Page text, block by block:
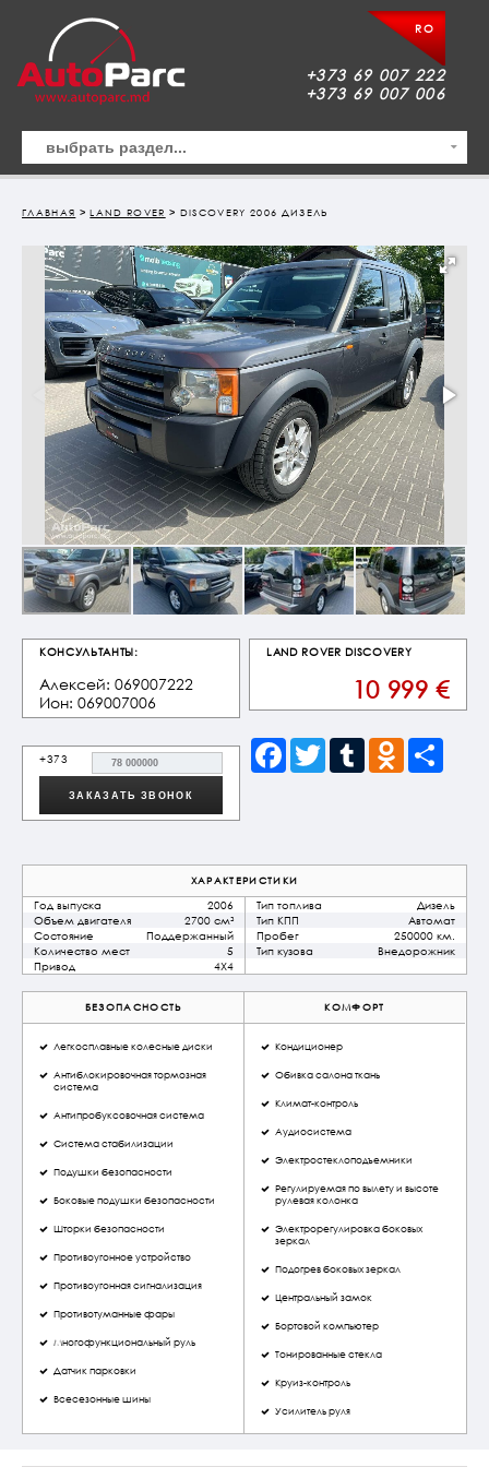
RO
+373 69 007 222
+373 69 007 006
ГЛАВНАЯ >LAND ROVER > DISCOVERY 2006 ДИЗЕЛЬ
КОНСУЛЬТАНТЫ:
Алексей: 069007222
Ион: 069007006
+373
LAND ROVER DISCOVERY
10 999 €
Facebook
Twitter Tumblr
ХАРАКТЕРИСТИКИ
Год выпуска 2006 Тип топлива
Дизель
Объем двигателя
2700 см³ Тип КПП
Автомат
Состояние
Поддержанный Пробег
250000 км.
Количество мест
5 Тип кузова
Внедорожник
Привод
4X4
БЕЗОПАСНОСТЬ
Легкосплавные колесные диски
Антиблокировочная тормозная
система
Антипробуксовочная система
Система стабилизации
Подушки безопасности
Боковые подушки безопасности
Шторки безопасности
Противоугонное устройство
Противоугонная сигнализация
Противотуманные фары
Многофункциональный руль
Датчик парковки
Всесезонные шины
КОМФОРТ
Кондиционер
Обивка салона ткань
Климат-контроль
Аудиосистема
Электростеклоподъемники
Регулируемая по вылету и высоте
рулевая колонка
Электрорегулировка боковых
зеркал
Подогрев боковых зеркал
Центральный замок
Бортовой компьютер
Тонированные стекла
Круиз-контроль
Усилитель руля